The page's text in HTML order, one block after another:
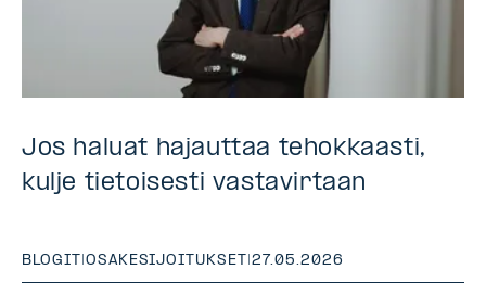
Jos haluat hajauttaa tehokkaasti,
kulje tietoisesti vastavirtaan
BLOGIT |OSAKESIJOITUKSET |27.05.2026